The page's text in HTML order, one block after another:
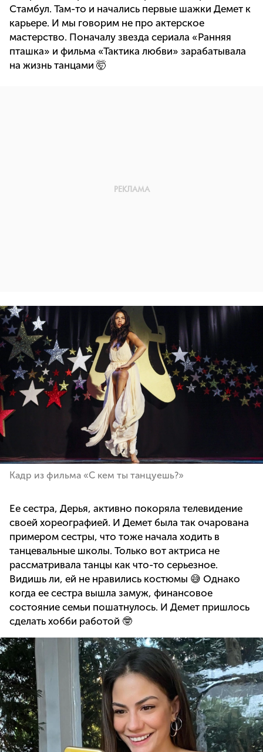
Стамбул. Там-то и начались первые шажки Демет к
карьере. И мы говорим не про актерское
мастерство. Поначалу звезда сериала «Ранняя
пташка» и фильма «Тактика любви» зарабатывала
на жизнь танцами 🤯
Кадр из фильма «С кем ты танцуешь?»
Ее сестра, Дерья, активно покоряла телевидение
своей хореографией. И Демет была так очарована
примером сестры, что тоже начала ходить в
танцевальные школы. Только вот актриса не
рассматривала танцы как что-то серьезное.
Видишь ли, ей не нравились костюмы 😅 Однако
когда ее сестра вышла замуж, финансовое
состояние семьи пошатнулось. И Демет пришлось
сделать хобби работой 🤓